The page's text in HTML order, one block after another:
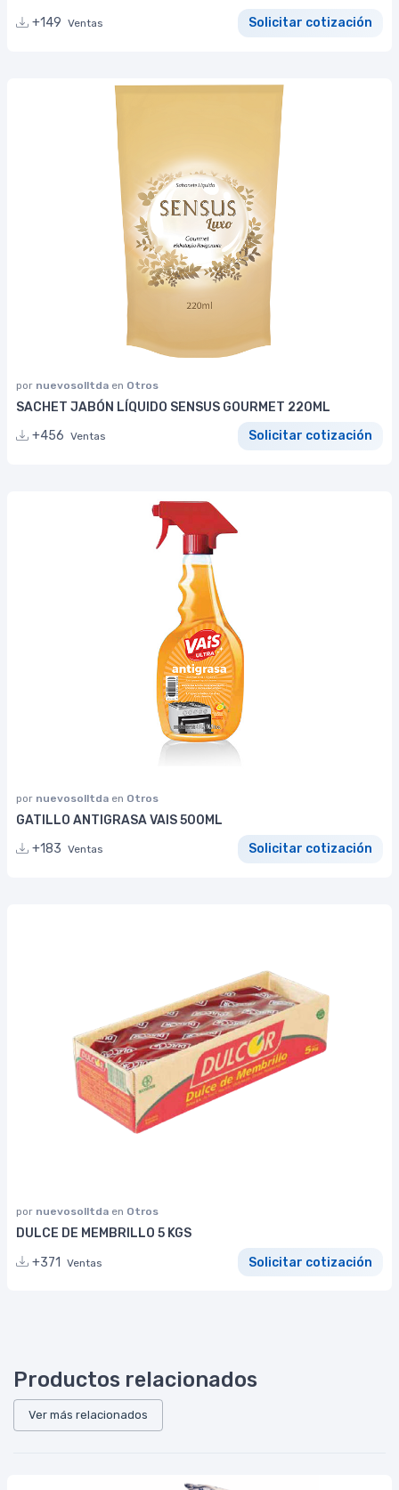
+149 Ventas Solicitar cotización
por nuevosolltda en Otros
SACHET JABÓN LÍQUIDO SENSUS GOURMET 220ML
+456 Ventas Solicitar cotización
por nuevosolltda en Otros
GATILLO ANTIGRASA VAIS 500ML
+183 Ventas Solicitar cotización
por nuevosolltda en Otros
DULCE DE MEMBRILLO 5 KGS
+371
Ventas Solicitar cotización
Productos relacionados
Ver más relacionados